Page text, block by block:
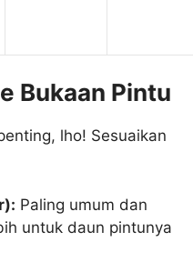
Bukaan Pintu
lho! Sesuaikan
Paling umum dan
untuk daun pintunya